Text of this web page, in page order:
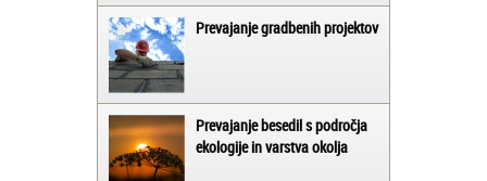
Prevajanje gradbenih projektov
Prevajanje besedil s področja
ekologije in varstva okolja